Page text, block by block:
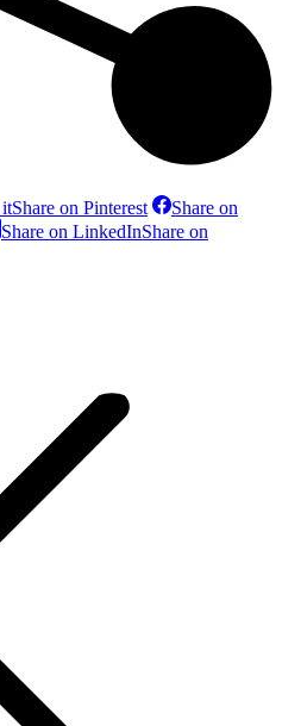
Share on Pinterest
Share on
Share on LinkedInShare on